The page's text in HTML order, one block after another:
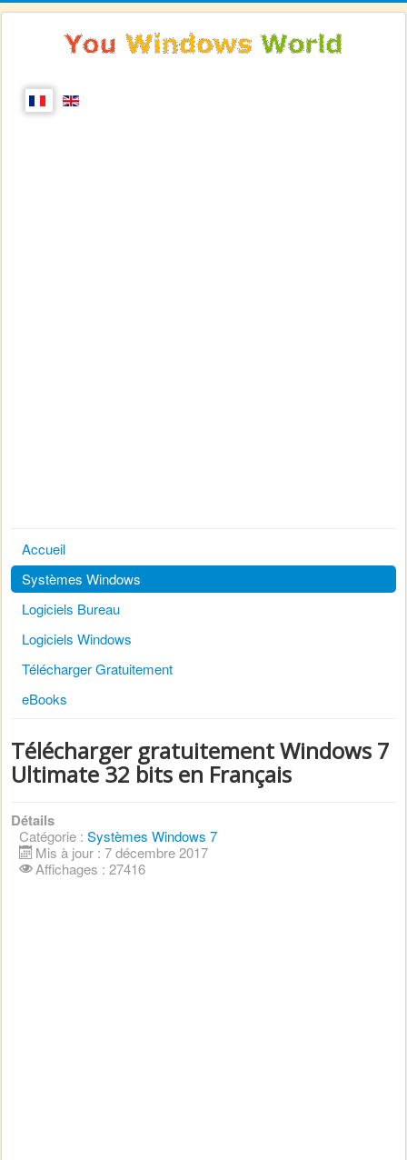
Accueil
Systèmes Windows
Logiciels Bureau
Logiciels Windows
Télécharger Gratuitement
eBooks
Télécharger gratuitement Windows 7
Ultimate 32 bits en Français
Détails
Catégorie : Systèmes Windows 7
Mis à jour : 7 décembre 2017
Affichages : 27416